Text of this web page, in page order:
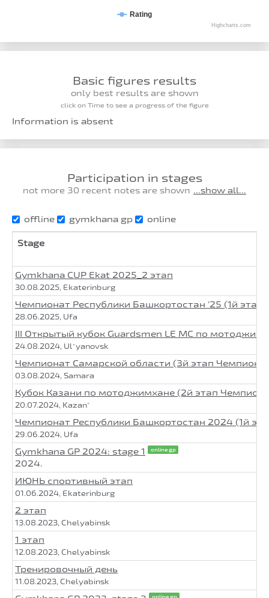
Rating
Highcharts.com
Basic figures results
only best results are shown
click on Time to see a progress of the figure
Information is absent
Participation in stages
not more 30 recent notes are shown ...show all...
offline gymkhana gp online
Stage
Gymkhana CUP Ekat 2025_2 этап
30.08.2025, Ekaterinburg
Чемпионат Республики Башкортостан '25 (1й
28.06.2025, Ufa
III Открытый кубок Guardsmen LE MC по
24.08.2024, Ul`yanovsk
Чемпионат Самарской области (3й этап
03.08.2024, Samara
Кубок Казани по мотоджимхане (2й этап
20.07.2024, Kazan`
Чемпионат Республики Башкортостан 2024 (1й
29.06.2024, Ufa
Gymkhana GP 2024: stage 1 online gp
2024.
ИЮНЬ спортивный этап
01.06.2024, Ekaterinburg
2 этап
13.08.2023, Chelyabinsk
1 этап
12.08.2023, Chelyabinsk
Тренировочный день
11.08.2023, Chelyabinsk
online gp